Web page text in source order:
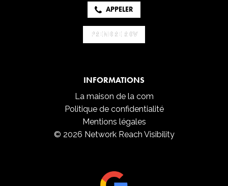
APPELER
PRENDRE RDV
PRENDRE RDV
INFORMATIONS
La maison de la com
Politique de confidentialité
Mentions légales
© 2026 Network Reach Visibility